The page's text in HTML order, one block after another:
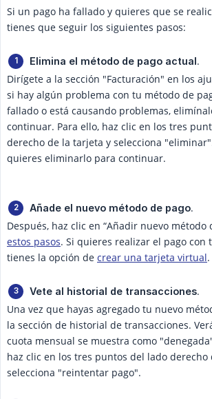
Si un pago ha fallado y quieres que se
tienes que seguir los siguientes pasos:
Elimina el método de pago actual.
Dirígete a la sección "Facturación" en los
si hay algún problema con tu método de
fallado o está causando problemas,
continuar. Para ello, haz clic en los tres
derecho de la tarjeta y selecciona
quieres eliminarlo para continuar.
Añade el nuevo método de pago.
Después, haz clic en “Añadir nuevo método
estos pasos. Si quieres realizar el pago con
tienes la opción de crear una tarjeta virtual.
Vete al historial de transacciones.
Una vez que hayas agregado tu nuevo
la sección de historial de transacciones.
cuota mensual se muestra como
haz clic en los tres puntos del lado derecho
selecciona "reintentar pago".